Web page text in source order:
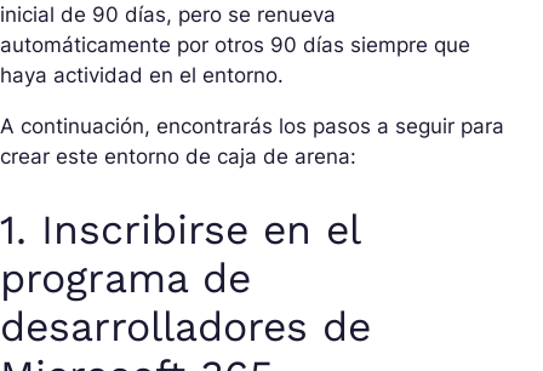
inicial de 90 días, pero se renueva
automáticamente por otros 90 días siempre que
haya actividad en el entorno.
A continuación, encontrarás los pasos a seguir para
crear este entorno de caja de arena:
1. Inscribirse en el
programa de
desarrolladores de